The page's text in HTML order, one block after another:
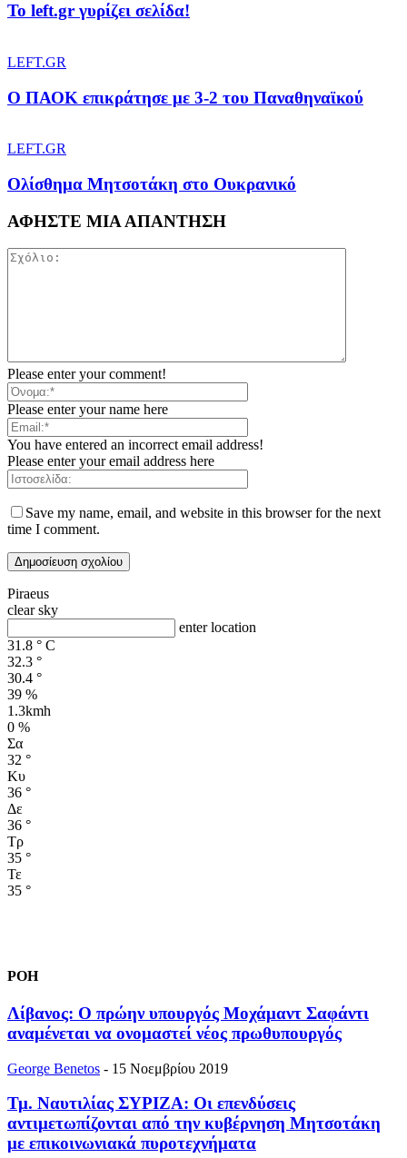
To left.gr γυρίζει σελίδα!
LEFT.GR
Ο ΠΑΟΚ επικράτησε με 3-2 του Παναθηναϊκού
LEFT.GR
Ολίσθημα Μητσοτάκη στο Ουκρανικό
ΑΦΗΣΤΕ ΜΙΑ ΑΠΑΝΤΗΣΗ
Please enter your comment!
Please enter your name here
You have entered an incorrect email address!
Please enter your email address here
Save my name, email, and website in this browser for the next
time I comment.
Piraeus
clear sky
enter location
31.8 ° C
32.3 °
30.4 °
39 %
1.3kmh
0 %
Σα
32 °
Κυ
36 °
Δε
36 °
Τρ
35 °
Τε
35 °
ΡΟΗ
Λίβανος: Ο πρώην υπουργός Μοχάμαντ Σαφάντι
αναμένεται να ονομαστεί νέος πρωθυπουργός
George Benetos - 15 Νοεμβρίου 2019
Τμ. Ναυτιλίας ΣΥΡΙΖΑ: Οι επενδύσεις
αντιμετωπίζονται από την κυβέρνηση Μητσοτάκη
με επικοινωνιακά πυροτεχνήματα